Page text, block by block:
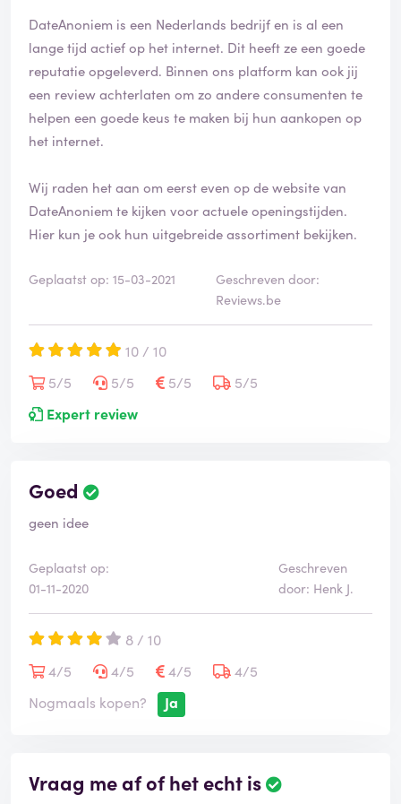
DateAnoniem is een Nederlands bedrijf en is al een
lange tijd actief op het internet. Dit heeft ze een goede
reputatie opgeleverd. Binnen ons platform kan ook jij
een review achterlaten om zo andere consumenten te
helpen een goede keus te maken bij hun aankopen op
het internet.
Wij raden het aan om eerst even op de website van
DateAnoniem te kijken voor actuele openingstijden.
Hier kun je ook hun uitgebreide assortiment bekijken.
Geplaatst op: 15-03-2021
Geschreven door:
Reviews.be
10 / 10
5/5
5/5 5/5
5/5
Expert review
Goed
geen idee
Geplaatst op:
01-11-2020
Geschreven
door: Henk J.
8 / 10
4/5
4/5 4/5
4/5
Nogmaals kopen?
Ja
Vraag me af of het echt is